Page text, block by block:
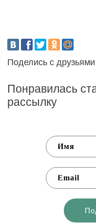
Поделись с друзьями
Понравилась
рассылку